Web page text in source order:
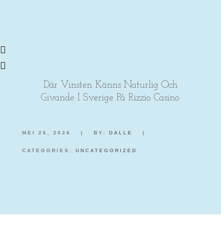
Där Vinsten Känns Naturlig Och
Givande I Sverige På Rizzio Casino
MEI 26, 2026 | BY: DALLE |
CATEGORIES: UNCATEGORIZED